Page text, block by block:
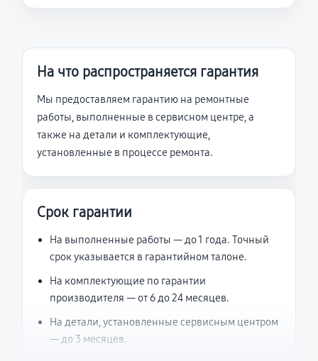
На что распространяется гарантия
Мы предоставляем гарантию на ремонтные
работы, выполненные в сервисном центре, а
также на детали и комплектующие,
установленные в процессе ремонта.
Срок гарантии
На выполненные работы — до 1 года. Точный
срок указывается в гарантийном талоне.
На комплектующие по гарантии
производителя — от 6 до 24 месяцев.
На детали, установленные сервисным центром
— до 3 месяцев.